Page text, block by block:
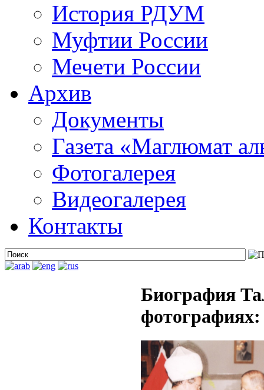
История РДУМ
Муфтии России
Мечети России
Архив
Документы
Газета «Маглюмат
Фотогалерея
Видеогалерея
Контакты
Биография
фотографиях: